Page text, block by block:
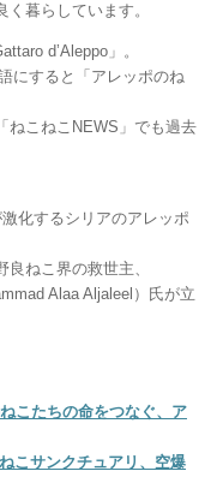
暮らしています。
d’Aleppo」。
にすると「アレッポのね
ねこねこNEWS」でも過去
化するシリアのアレッポ
ねこ界の救世主、
Alaa Aljaleel）氏が立
こたちの命をつなぐ、ア
こサンクチュアリ、空爆